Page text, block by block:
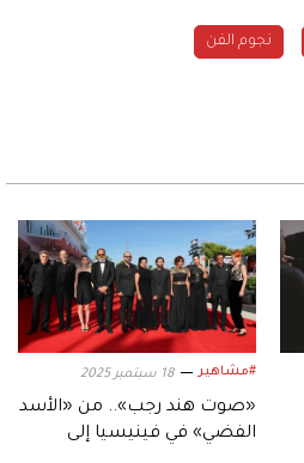
نجوم الفن
#مشاهير 18 سبتمبر 2025
«صوت هند رجب».. من «الأسد
الفضي» في فينيسيا إلى